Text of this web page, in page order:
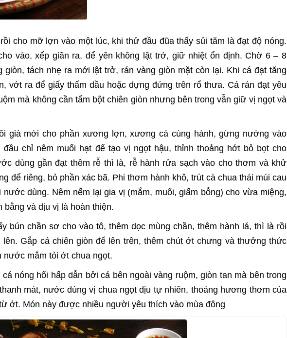
cho mỡ lợn vào một lúc, khi thử đầu đũa thấy sủi tăm là đạt độ nóng.
vào, xếp giãn ra, để yên không lật trở, giữ nhiệt ổn định. Chờ 6 – 8
giòn, tách nhẹ ra mới lật trở, rán vàng giòn mặt còn lại. Khi cá đạt tăng
vớt ra để giấy thấm dầu hoặc dựng đứng trên rổ thưa. Cá rán đạt yêu
mà không cần tẩm bột chiên giòn nhưng bên trong vẫn giữ vị ngọt và
già mới cho phần xương lợn, xương cá cùng hành, gừng nướng vào
chỉ nêm muối hạt để tạo vị ngọt hậu, thỉnh thoảng hớt bỏ bọt cho
dùng gần đạt thêm rễ thì là, rễ hành rửa sạch vào cho thơm và khử
để riêng, bỏ phần xác bã. Phi thơm hành khô, trút cà chua thái múi cau
dùng. Nêm nếm lại gia vị (mắm, muối, giấm bỗng) cho vừa miệng,
và dịu vị là hoàn thiện.
bún chần sơ cho vào tô, thêm dọc mùng chần, thêm hành lá, thì là rồi
Gắp cá chiên giòn để lên trên, thêm chút ớt chưng và thưởng thức
nước mắm tỏi ớt chua ngọt.
cá nóng hổi hấp dẫn bởi cá bên ngoài vàng ruộm, giòn tan mà bên trong
mát, nước dùng vị chua ngọt dịu tự nhiên, thoảng hương thơm của
ớt. Món này được nhiều người yêu thích vào mùa đông